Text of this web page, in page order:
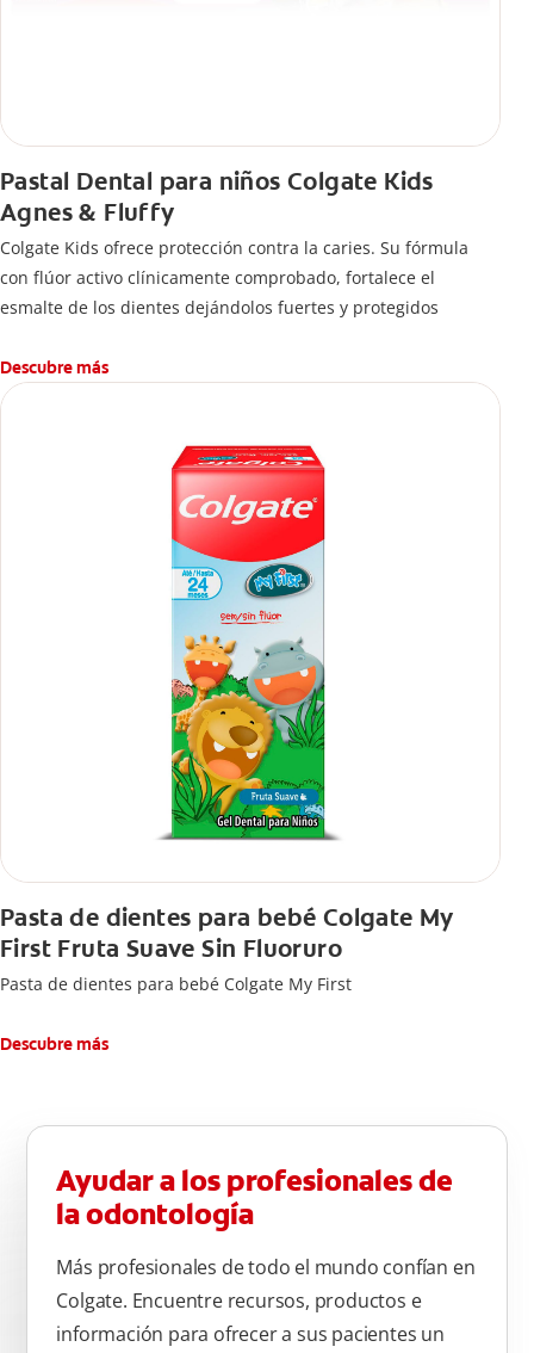
Pastal Dental para niños Colgate Kids
Agnes & Fluffy
Colgate Kids ofrece protección contra la caries. Su fórmula
con flúor activo clínicamente comprobado, fortalece el
esmalte de los dientes dejándolos fuertes y protegidos
Descubre más
Pasta de dientes para bebé Colgate My
First Fruta Suave Sin Fluoruro
Pasta de dientes para bebé Colgate My First
Descubre más
Ayudar a los profesionales de
la odontología
Más profesionales de todo el mundo confían en
Colgate. Encuentre recursos, productos e
información para ofrecer a sus pacientes un